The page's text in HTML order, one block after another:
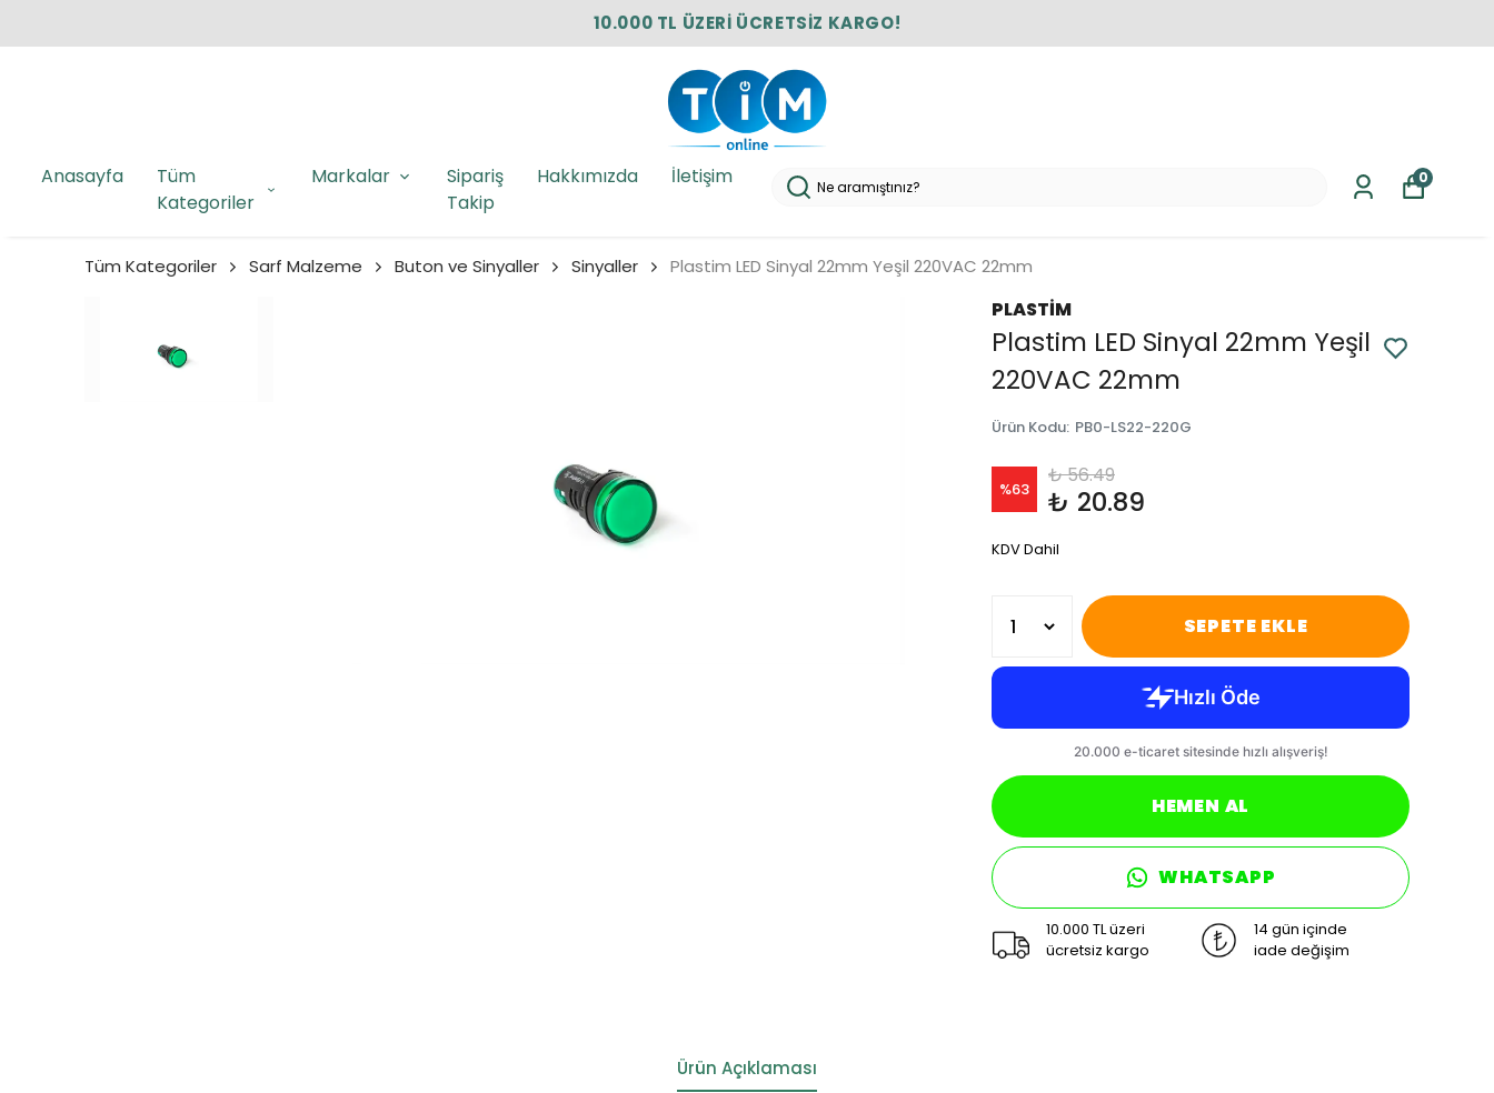
10.000 TL ÜZERİ ÜCRETSİZ KARGO!
Anasayfa
Tüm
Kategoriler
Markalar
Sipariş
Takip
Hakkımızda İletişim 0
Tüm Kategoriler Sarf Malzeme Buton ve Sinyaller Sinyaller Plastim LED Sinyal 22mm Yeşil 220VAC 22mm
PLASTİM
Plastim LED Sinyal 22mm Yeşil
220VAC 22mm
Ürün Kodu: PB0-LS22-220G
%63
₺ 56.49
₺ 20.89
KDV Dahil
SEPETE EKLE
HEMEN AL
WHATSAPP
10.000 TL üzeri
ücretsiz kargo
14 gün içinde
iade değişim
Ürün Açıklaması